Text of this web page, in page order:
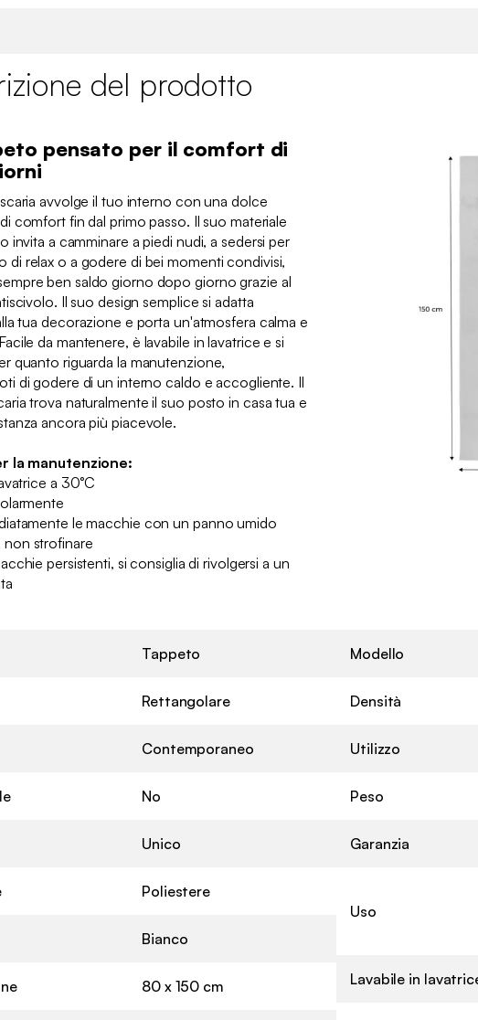
del prodotto
pensato per il comfort di
avvolge il tuo interno con una dolce
comfort fin dal primo passo. Il suo materiale
invita a camminare a piedi nudi, a sedersi per
di relax o a godere di bei momenti condivisi,
ben saldo giorno dopo giorno grazie al
Il suo design semplice si adatta
tua decorazione e porta un'atmosfera calma e
da mantenere, è lavabile in lavatrice e si
quanto riguarda la manutenzione,
di godere di un interno caldo e accogliente. Il
trova naturalmente il suo posto in casa tua e
ancora più piacevole.
la manutenzione:
a 30°C
le macchie con un panno umido
non strofinare
persistenti, si consiglia di rivolgersi a un
Tappeto
Rettangolare
Contemporaneo
No
Unico
Poliestere
Bianco
80 x 150 cm
Modello
Densità
Utilizzo
Peso
Garanzia
Uso
Lavabile in